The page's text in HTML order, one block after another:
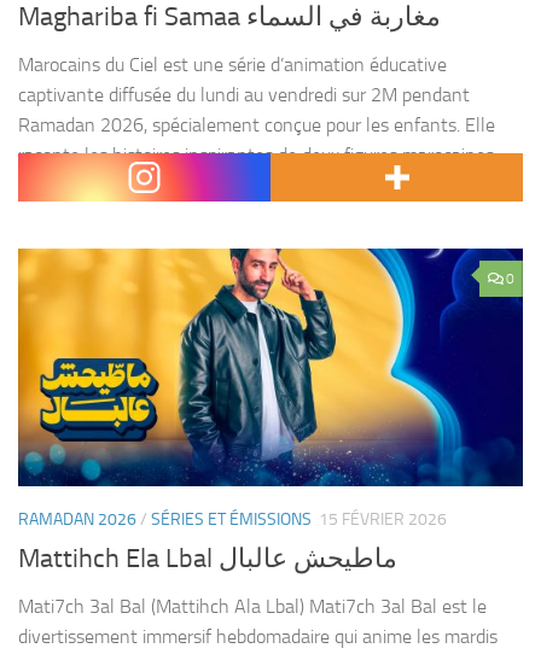
Maghariba fi Samaa مغاربة في السماء
Marocains du Ciel est une série d’animation éducative
captivante diffusée du lundi au vendredi sur 2M pendant
Ramadan 2026, spécialement conçue pour les enfants. Elle
raconte les histoires inspirantes de deux figures marocaines
emblématiques...
0
RAMADAN 2026/ SÉRIES ET ÉMISSIONS 15 FÉVRIER 2026
Mattihch Ela Lbal ماطيحش عالبال
Mati7ch 3al Bal (Mattihch Ala Lbal) Mati7ch 3al Bal est le
divertissement immersif hebdomadaire qui anime les mardis